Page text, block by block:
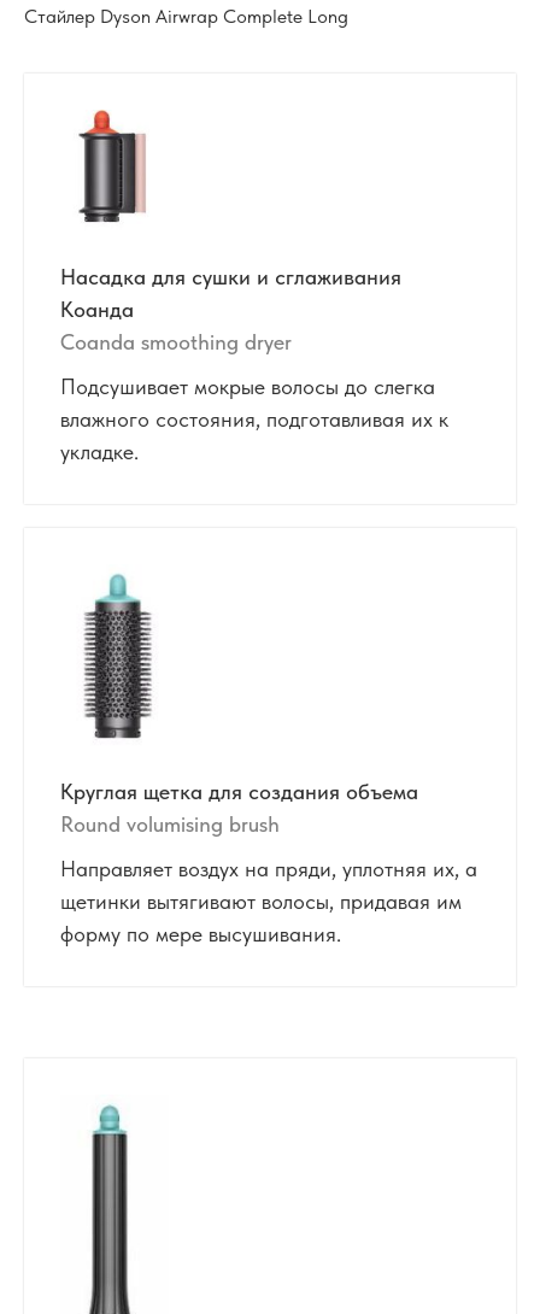
Стайлер Dyson Airwrap Complete Long
Насадка для сушки и сглаживания
Коанда
Coanda smoothing dryer
Подсушивает мокрые волосы до слегка
влажного состояния, подготавливая их к
укладке.
Круглая щетка для создания объема
Round volumising brush
Направляет воздух на пряди, уплотняя их, а
щетинки вытягивают волосы, придавая им
форму по мере высушивания.